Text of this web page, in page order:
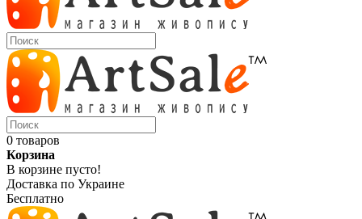
0 товаров
Корзина
В корзине пусто!
Доставка по Украине
Бесплатно